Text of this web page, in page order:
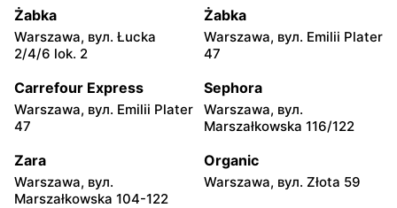
moje sklepy
Jadachy, вул. Jadachy 111
moje sklepy
Jeżowe, вул. Zalesie 77
moje sklepy
Kazimierza Wielka, вул.
Kolejowa 15
moje sklepy
Kamień, вул. Błonie 23
moje sklepy
Górki, вул. Górki 71
moje sklepy
Gumniska, вул. Gumniska
Żabka
Warszawa, вул. Łucka
2/4/6 lok. 2
Żabka
Warszawa, вул. Emilii Plater
47
Carrefour Express
Warszawa, вул. Emilii Plater
47
Sephora
Warszawa, вул.
Marszałkowska 116/122
Zara
Warszawa, вул.
Marszałkowska 104-122
Organic
Warszawa, вул. Złota 59